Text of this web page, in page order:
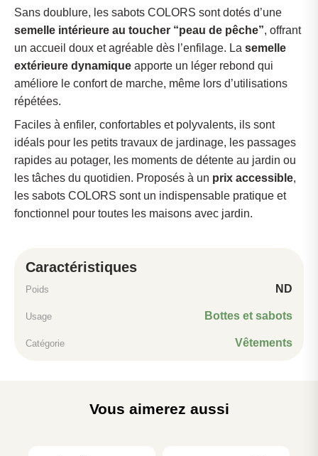
Sans doublure, les sabots COLORS sont dotés d’une
semelle intérieure au toucher “peau de pêche”, offrant
un accueil doux et agréable dès l’enfilage. La semelle
extérieure dynamique apporte un léger rebond qui
améliore le confort de marche, même lors d’utilisations
répétées.
Faciles à enfiler, confortables et polyvalents, ils sont
idéals pour les petits travaux de jardinage, les passages
rapides au potager, les moments de détente au jardin ou
les tâches du quotidien. Proposés à un prix accessible,
les sabots COLORS sont un indispensable pratique et
fonctionnel pour toutes les maisons avec jardin.
Sabot de jardinage Colors - H/F
MICHELLE
Rating: 5/5
Très bon rapport qualité prix. Taille très bien.
Thu Jun 25 2026 12:32:39 GMT+0000 (Coordinated
Caractéristiques
Poids ND
Usage Bottes et sabots
Catégorie Vêtements
Vous aimerez aussi